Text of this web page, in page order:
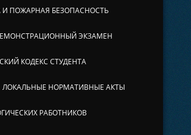
И ПОЖАРНАЯ БЕЗОПАСНОСТЬ
ЭКЗАМЕН
КОДЕКС СТУДЕНТА
ЛОКАЛЬНЫЕ НОРМАТИВНЫЕ АКТЫ
РАБОТНИКОВ